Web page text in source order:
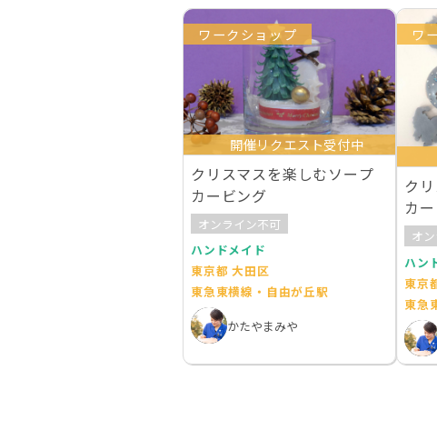
ワークショップ
開催リクエスト受付中
クリスマスを楽しむソープ
カービング
オンライン不可
ハンドメイド
東京都 大田区
東急東横線・自由が丘駅
かたやまみや
ワ
ク
カ
オ
ハン
東京
東急